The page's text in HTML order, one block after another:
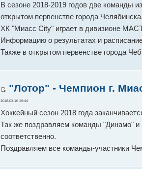
В сезоне 2018-2019 годов две команды
открытом первенстве города
ХК "Миасс City" играет в дивизионе
Информацию о результатах и
Также в открытом первенстве города
"Лотор" - Чемпион г.
2018-03-16 19:44
Хоккейный сезон 2018 года
Так же поздравляем команды "Динамо"
соответственно.
Поздравляем все команды-участники